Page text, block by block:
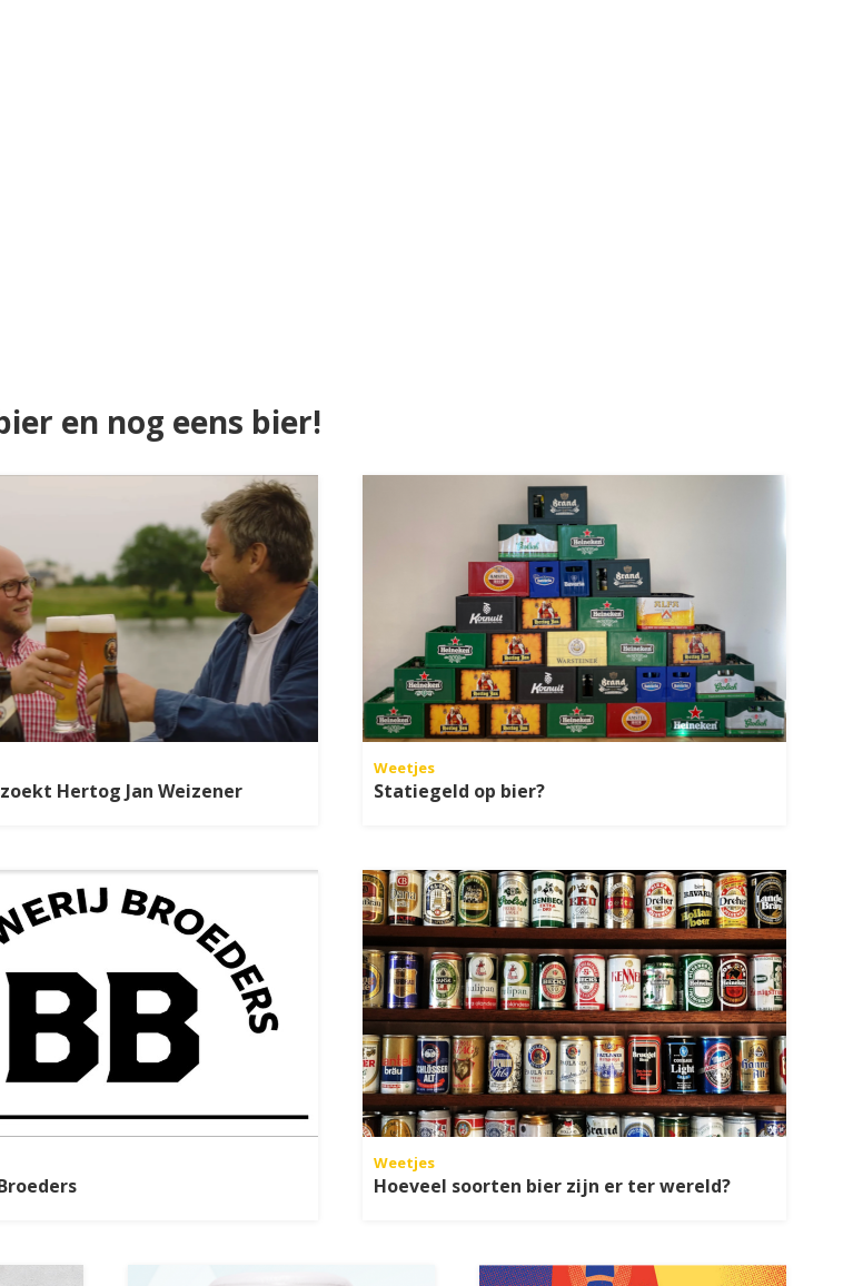
en nog eens bier!
Hertog Jan Weizener
Weetjes
Statiegeld op bier?
Weetjes
Hoeveel soorten bier zijn er ter wereld?